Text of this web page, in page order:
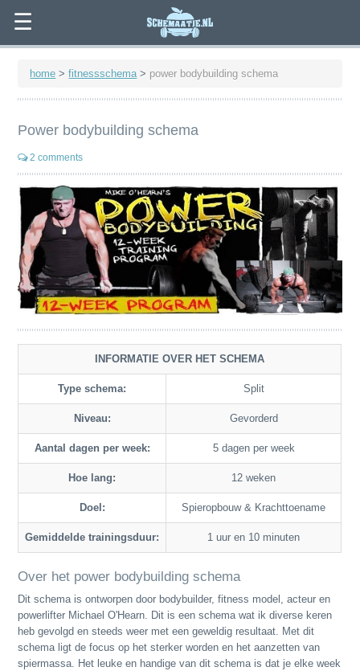
☰
home > fitnessschema > power bodybuilding schema
Power bodybuilding schema
2 comments
INFORMATIE OVER HET SCHEMA
Type schema: Split
Niveau: Gevorderd
Aantal dagen per week: 5 dagen per week
Hoe lang: 12 weken
Doel: Spieropbouw & Krachttoename
Gemiddelde trainingsduur: 1 uur en 10 minuten
Over het power bodybuilding schema
Dit schema is ontworpen door bodybuilder, fitness model, acteur en
powerlifter Michael O'Hearn. Dit is een schema wat ik diverse keren
heb gevolgd en steeds weer met een geweldig resultaat. Met dit
schema ligt de focus op het sterker worden en het aanzetten van
spiermassa. Het leuke en handige van dit schema is dat je elke week